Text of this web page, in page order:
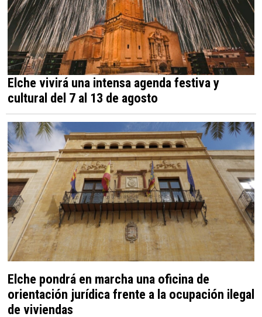
Elche vivirá una intensa agenda festiva y
cultural del 7 al 13 de agosto
Elche pondrá en marcha una oficina de
orientación jurídica frente a la ocupación ilegal
de viviendas